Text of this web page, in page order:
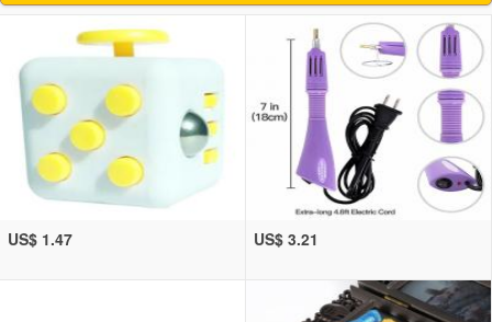
US$ 1.47 US$ 3.21